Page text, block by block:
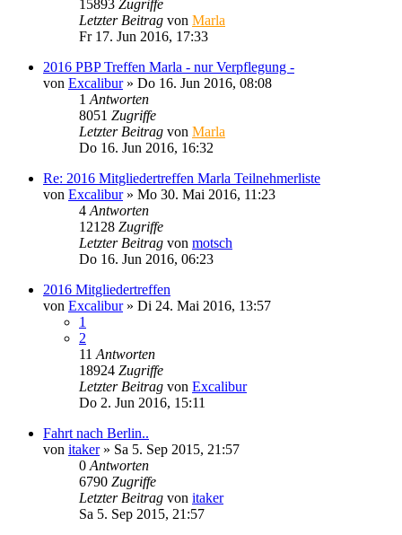
15893 Zugriffe
Letzter Beitrag von Marla
Fr 17. Jun 2016, 17:33
2016 PBP Treffen Marla - nur Verpflegung -
von Excalibur» Do 16. Jun 2016, 08:08
1 Antworten
8051 Zugriffe
Letzter Beitrag von Marla
Do 16. Jun 2016, 16:32
Re: 2016 Mitgliedertreffen Marla Teilnehmerliste
von Excalibur» Mo 30. Mai 2016, 11:23
4 Antworten
12128 Zugriffe
Letzter Beitrag von motsch
Do 16. Jun 2016, 06:23
2016 Mitgliedertreffen
von Excalibur» Di 24. Mai 2016, 13:57
1
2
11 Antworten
18924 Zugriffe
Letzter Beitrag von Excalibur
Do 2. Jun 2016, 15:11
Fahrt nach Berlin..
von itaker» Sa 5. Sep 2015, 21:57
0 Antworten
6790 Zugriffe
Letzter Beitrag von itaker
Sa 5. Sep 2015, 21:57